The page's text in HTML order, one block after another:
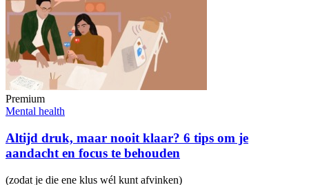
Premium
Mental health
Altijd druk, maar nooit klaar? 6 tips om je
aandacht en focus te behouden
(zodat je die ene klus wél kunt afvinken)